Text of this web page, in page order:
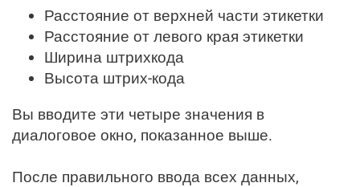
Расстояние от верхней части этикетки
Расстояние от левого края этикетки
Ширина штрихкода
Высота штрих-кода
Вы вводите эти четыре значения в
диалоговое окно, показанное выше.
После правильного ввода всех данных,